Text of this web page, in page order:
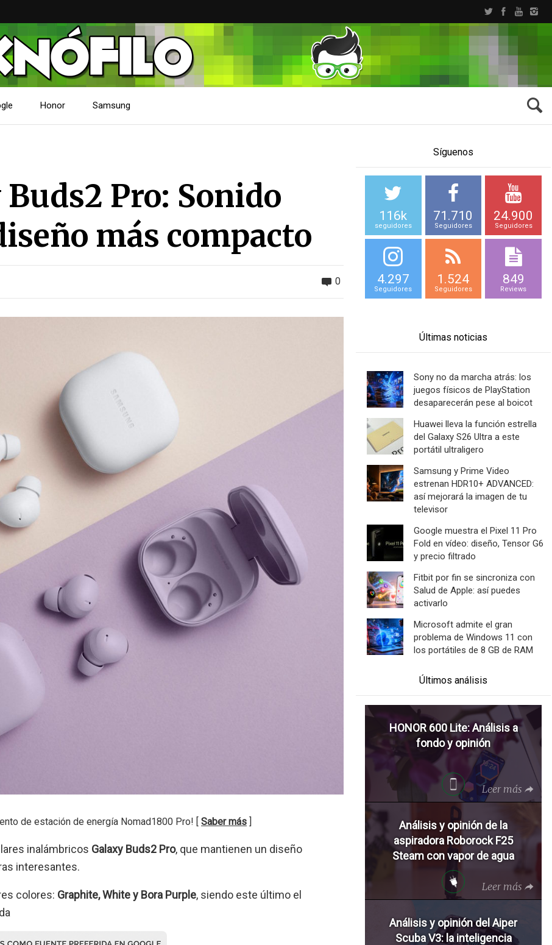
Honor Samsung
Pro: Sonido
más compacto
0
de estación de energía Nomad1800 Pro! [ Saber más ]
inalámbricos Galaxy Buds2 Pro, que mantienen un diseño
interesantes.
colores: Graphite, White y Bora Purple, siendo este último el
Síguenos
116k
seguidores
71.710
Seguidores
24.900
Seguidores
4.297
Seguidores
1.524
Seguidores
849
Reviews
Últimas noticias
Sony no da marcha atrás: los
juegos físicos de PlayStation
desaparecerán pese al boicot
Huawei lleva la función estrella
del Galaxy S26 Ultra a este
portátil ultraligero
Samsung y Prime Video
estrenan HDR10+ ADVANCED:
así mejorará la imagen de tu
televisor
Google muestra el Pixel 11 Pro
Fold en vídeo: diseño, Tensor G6
y precio filtrado
Fitbit por fin se sincroniza con
Salud de Apple: así puedes
activarlo
Microsoft admite el gran
problema de Windows 11 con
los portátiles de 8 GB de RAM
Últimos análisis
HONOR 600 Lite: Análisis a
fondo y opinión
Leer más
Análisis y opinión de la
aspiradora Roborock F25
Steam con vapor de agua
Leer más
Análisis y opinión del Aiper
Scuba V3: la inteligencia